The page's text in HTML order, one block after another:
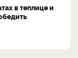
в теплице и